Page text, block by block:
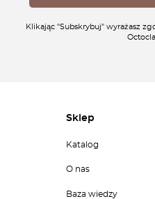
Klikając "Subskrybuj" wyrażasz
Sklep
Katalog
O nas
Baza wiedzy